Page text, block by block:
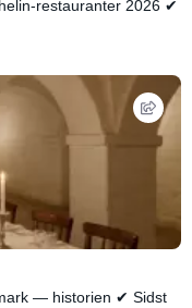
restauranter 2026 ✔
— historien ✔ Sidst